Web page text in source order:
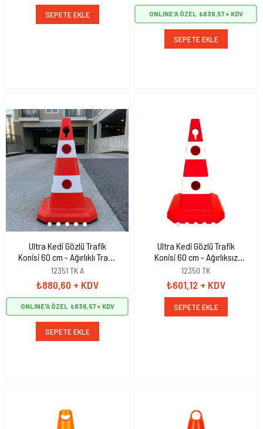
SEPETE EKLE ONLINE'A ÖZEL ₺836,57
SEPETE EKLE
Ultra Kedi Gözlü Trafik
Konisi 60 cm - Ağırlıklı Trafik
Dubası
12351 TK A
₺880,60 + KDV
ONLINE'A ÖZEL ₺836,57
SEPETE EKLE
Ultra Kedi Gözlü Trafik
Konisi 60 cm - Ağırlıksız
Trafik Dubası
12350 TK
₺601,12 + KDV
SEPETE EKLE